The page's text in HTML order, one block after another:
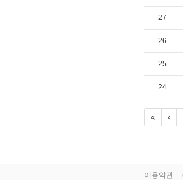
27
26
25
24
이용약관